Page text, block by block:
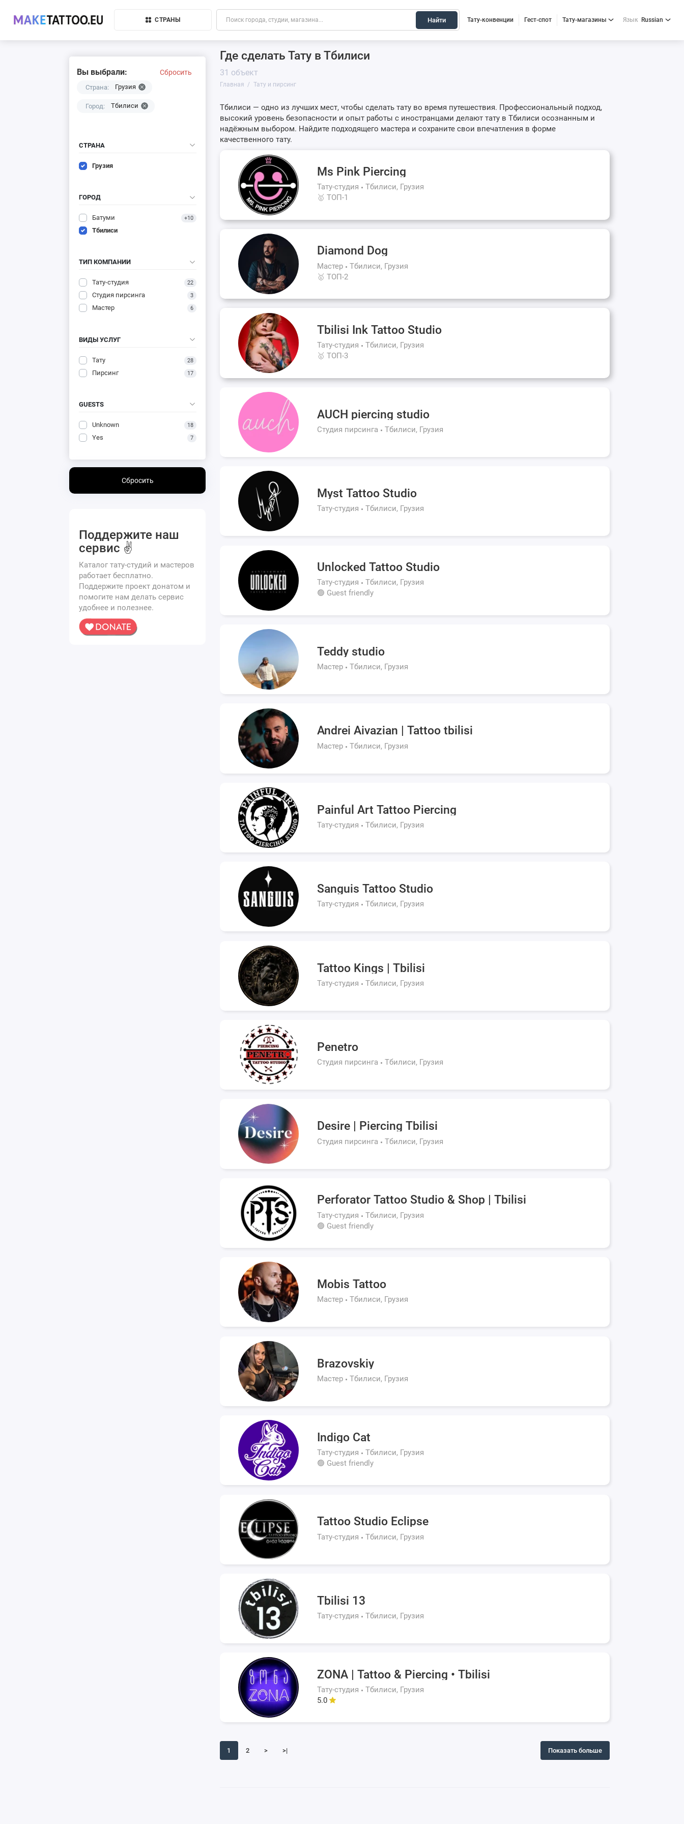
СТРАНЫ Найти Тату-конвенции Гест-спот Тату-магазины Язык Russian
Вы выбрали: Сбросить
Страна: Грузия
Город: Тбилиси
СТРАНА
Грузия
ГОРОД
Батуми +10
Тбилиси
ТИП КОМПАНИИ
Тату-студия 22
Студия пирсинга 3
Мастер 6
ВИДЫ УСЛУГ
Тату 28
Пирсинг 17
GUESTS
Unknown 18
Yes 7
Сбросить
Поддержите наш
сервис ✌️
Каталог тату-студий и мастеров
работает бесплатно.
Поддержите проект донатом и
помогите нам делать сервис
удобнее и полезнее.
Где сделать Тату в Тбилиси
31 объект
Главная Тату и пирсинг
Тбилиси — одно из лучших мест, чтобы сделать тату во время путешествия. Профессиональный подход,
высокий уровень безопасности и опыт работы с иностранцами делают тату в Тбилиси осознанным и
надёжным выбором. Найдите подходящего мастера и сохраните свои впечатления в форме
качественного тату.
Ms Pink Piercing
Тату-студия
Тбилиси, Грузия
🥇 ТОП-1
Diamond Dog
Мастер
Тбилиси, Грузия
🥇 ТОП-2
Tbilisi Ink Tattoo Studio
Тату-студия
Тбилиси, Грузия
🥇 ТОП-3
AUCH piercing studio
Студия пирсинга Тбилиси, Грузия
Myst Tattoo Studio
Тату-студия Тбилиси, Грузия
Unlocked Tattoo Studio
Тату-студия
Тбилиси, Грузия
🟢 Guest friendly
Teddy studio
Мастер Тбилиси, Грузия
Andrei Aivazian | Tattoo tbilisi
Мастер Тбилиси, Грузия
Painful Art Tattoo Piercing
Тату-студия Тбилиси, Грузия
Sanguis Tattoo Studio
Тату-студия Тбилиси, Грузия
Tattoo Kings | Tbilisi
Тату-студия Тбилиси, Грузия
Penetro
Студия пирсинга Тбилиси, Грузия
Desire | Piercing Tbilisi
Студия пирсинга Тбилиси, Грузия
Perforator Tattoo Studio & Shop | Tbilisi
Тату-студия
Тбилиси, Грузия
🟢 Guest friendly
Mobis Tattoo
Мастер Тбилиси, Грузия
Brazovskiy
Мастер Тбилиси, Грузия
Indigo Cat
Тату-студия
Тбилиси, Грузия
🟢 Guest friendly
Tattoo Studio Eclipse
Тату-студия Тбилиси, Грузия
Tbilisi 13
Тату-студия Тбилиси, Грузия
ZONA | Tattoo & Piercing • Tbilisi
Тату-студия
Тбилиси, Грузия
5.0
1 2 > >| Показать больше